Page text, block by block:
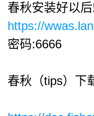
春秋安装好以后
https://
密码:6666
春秋（tips）下